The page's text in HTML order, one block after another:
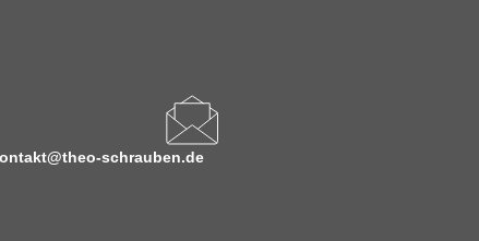
schrauben.de